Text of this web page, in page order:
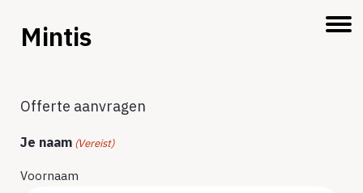
Mintis
Offerte aanvragen
Je naam (Vereist)
Voornaam